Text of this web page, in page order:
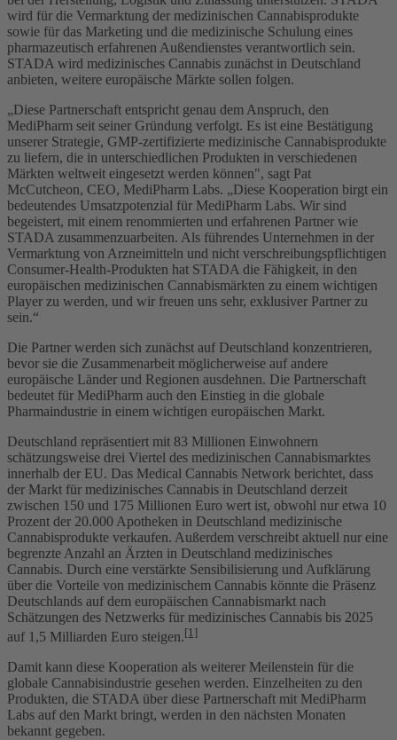
wird für die Vermarktung der medizinischen Cannabisprodukte
sowie für das Marketing und die medizinische Schulung eines
pharmazeutisch erfahrenen Außendienstes verantwortlich sein.
STADA wird medizinisches Cannabis zunächst in Deutschland
anbieten, weitere europäische Märkte sollen folgen.
„Diese Partnerschaft entspricht genau dem Anspruch, den
MediPharm seit seiner Gründung verfolgt. Es ist eine Bestätigung
unserer Strategie, GMP-zertifizierte medizinische Cannabisprodukte
zu liefern, die in unterschiedlichen Produkten in verschiedenen
Märkten weltweit eingesetzt werden können", sagt Pat
McCutcheon, CEO, MediPharm Labs. „Diese Kooperation birgt ein
bedeutendes Umsatzpotenzial für MediPharm Labs. Wir sind
begeistert, mit einem renommierten und erfahrenen Partner wie
STADA zusammenzuarbeiten. Als führendes Unternehmen in der
Vermarktung von Arzneimitteln und nicht verschreibungspflichtigen
Consumer-Health-Produkten hat STADA die Fähigkeit, in den
europäischen medizinischen Cannabismärkten zu einem wichtigen
Player zu werden, und wir freuen uns sehr, exklusiver Partner zu
sein.“
Die Partner werden sich zunächst auf Deutschland konzentrieren,
bevor sie die Zusammenarbeit möglicherweise auf andere
europäische Länder und Regionen ausdehnen. Die Partnerschaft
bedeutet für MediPharm auch den Einstieg in die globale
Pharmaindustrie in einem wichtigen europäischen Markt.
Deutschland repräsentiert mit 83 Millionen Einwohnern
schätzungsweise drei Viertel des medizinischen Cannabismarktes
innerhalb der EU. Das Medical Cannabis Network berichtet, dass
der Markt für medizinisches Cannabis in Deutschland derzeit
zwischen 150 und 175 Millionen Euro wert ist, obwohl nur etwa 10
Prozent der 20.000 Apotheken in Deutschland medizinische
Cannabisprodukte verkaufen. Außerdem verschreibt aktuell nur eine
begrenzte Anzahl an Ärzten in Deutschland medizinisches
Cannabis. Durch eine verstärkte Sensibilisierung und Aufklärung
über die Vorteile von medizinischem Cannabis könnte die Präsenz
Deutschlands auf dem europäischen Cannabismarkt nach
Schätzungen des Netzwerks für medizinisches Cannabis bis 2025
auf 1,5 Milliarden Euro steigen.[1]
Damit kann diese Kooperation als weiterer Meilenstein für die
globale Cannabisindustrie gesehen werden. Einzelheiten zu den
Produkten, die STADA über diese Partnerschaft mit MediPharm
Labs auf den Markt bringt, werden in den nächsten Monaten
bekannt gegeben.